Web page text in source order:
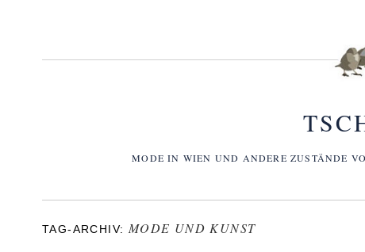
MODE IN WIEN UND ANDERE ZUSTÄNDE
TAG-ARCHIV: MODE UND KUNST